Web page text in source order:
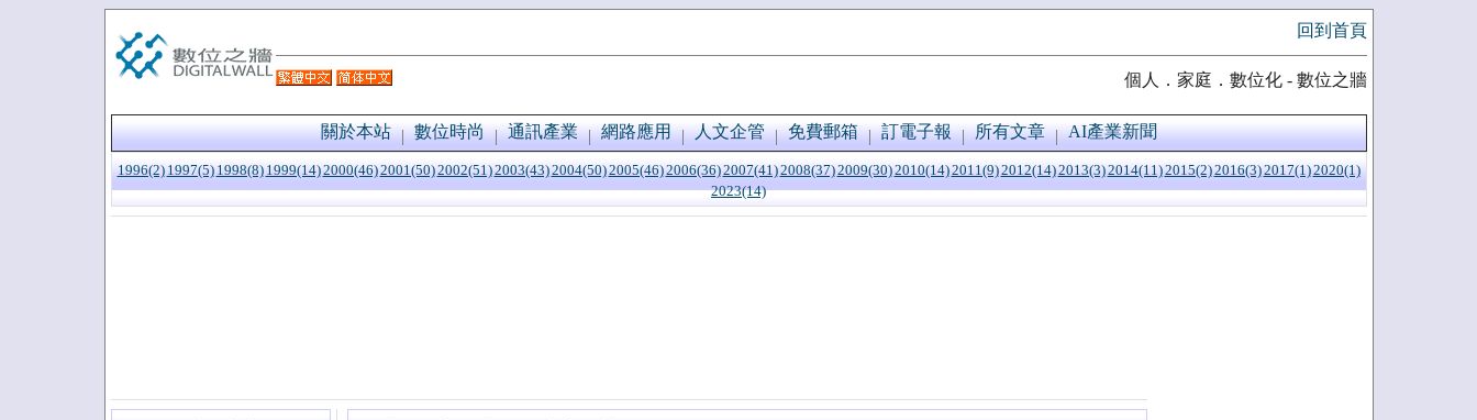
回到首頁
個人．家庭．數位化 - 數位之牆
關於本站 數位時尚 通訊產業 網路應用 人文企管 免費郵箱 訂電子報 所有文章 AI產業新聞
1996(2) 1997(5) 1998(8) 1999(14)2000(46)2001(50)2002(51)2003(43)2004(50)2005(46)2006(36)2007(41)2008(37)2009(30)2010(14)2011(9)2012(14)2013(3)2014(11)2015(2)2016(3)2017(1)2020(1)
2023(14)